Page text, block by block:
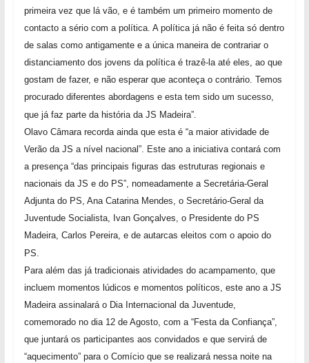
primeira vez que lá vão, e é também um primeiro momento de
contacto a sério com a política. A política já não é feita só dentro
de salas como antigamente e a única maneira de contrariar o
distanciamento dos jovens da política é trazê-la até eles, ao que
gostam de fazer, e não esperar que aconteça o contrário. Temos
procurado diferentes abordagens e esta tem sido um sucesso,
que já faz parte da história da JS Madeira”.
Olavo Câmara recorda ainda que esta é “a maior atividade de
Verão da JS a nível nacional”. Este ano a iniciativa contará com
a presença “das principais figuras das estruturas regionais e
nacionais da JS e do PS”, nomeadamente a Secretária-Geral
Adjunta do PS, Ana Catarina Mendes, o Secretário-Geral da
Juventude Socialista, Ivan Gonçalves, o Presidente do PS
Madeira, Carlos Pereira, e de autarcas eleitos com o apoio do
PS.
Para além das já tradicionais atividades do acampamento, que
incluem momentos lúdicos e momentos políticos, este ano a JS
Madeira assinalará o Dia Internacional da Juventude,
comemorado no dia 12 de Agosto, com a “Festa da Confiança”,
que juntará os participantes aos convidados e que servirá de
“aquecimento” para o Comício que se realizará nessa noite na